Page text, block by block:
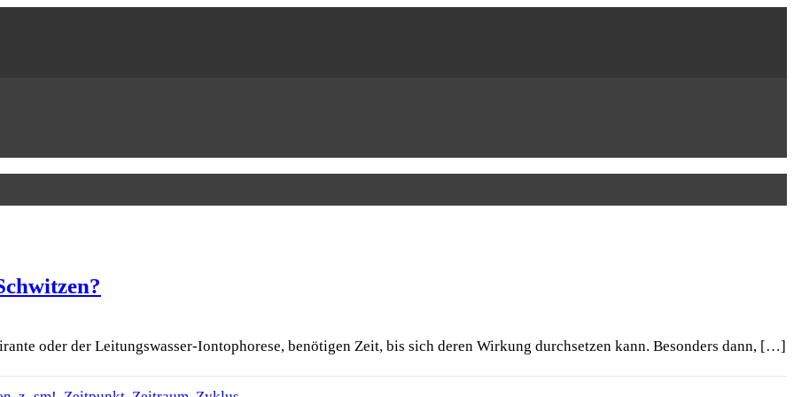
oder der Leitungswasser-Iontophorese, benötigen Zeit, bis sich deren Wirkung durchsetzen kann. Besonders dann, […]